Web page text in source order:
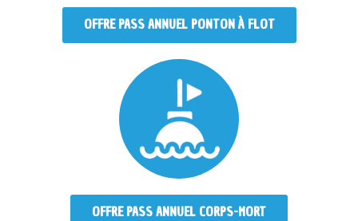
OFFRE PASS ANNUEL PONTON À FLOT
OFFRE PASS ANNUEL CORPS-MORT